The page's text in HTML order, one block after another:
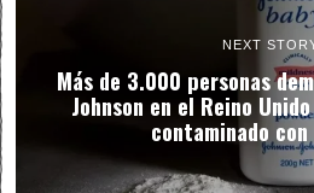
NEXT
Más de 3.000 personas
Johnson en el Reino
contaminado